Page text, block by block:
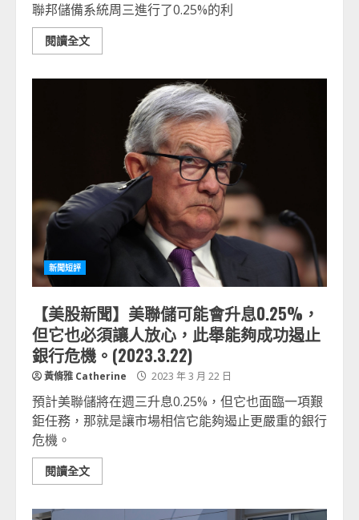
聯邦儲備系統周三進行了0.25%的利
閱讀全文
新聞短評
【美股新聞】美聯儲可能會升息0.25%，
但它也必須讓人放心，此舉能夠成功遏止
銀行危機。(2023.3.22)
黃脩雅 Catherine 2023 年 3 月 22 日
預計美聯儲將在週三升息0.25%，但它也面臨一項艱
鉅任務，那就是讓市場相信它能夠遏止更嚴重的銀行
危機。
閱讀全文